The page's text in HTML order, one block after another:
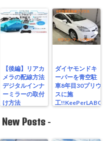
【後編】リアカ
メラの配線方法
デジタルインナ
ーミラーの取付
け方法
ダイヤモンドキ
ーパーを青空駐
車8年目30プリウ
スに施
工!!KeePerLABO
New Posts -